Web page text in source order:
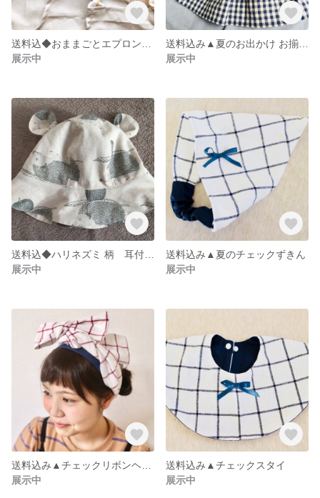
展示中
展示中
展示中
送料込み▲夏のチェックずきん
展示中
展示中
送料込み▲チェックスタイ
展示中